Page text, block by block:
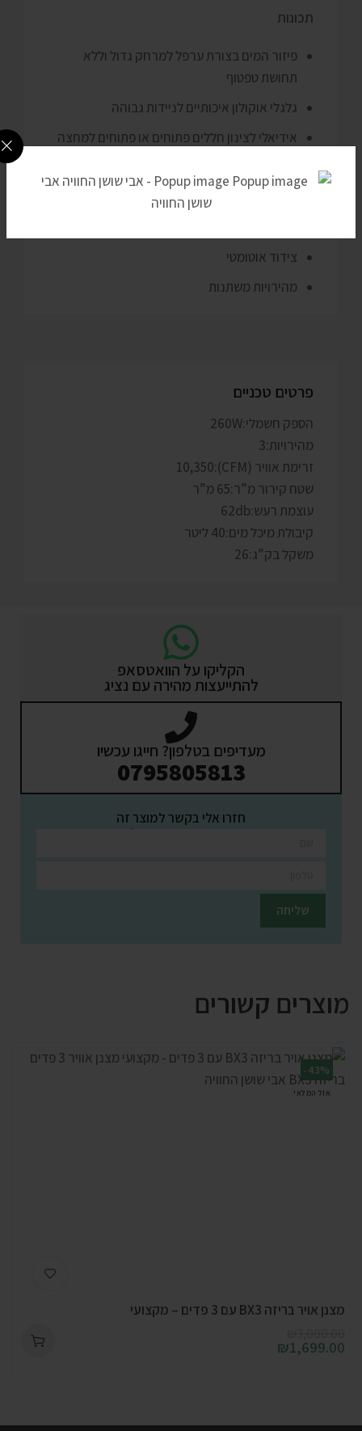
תכונות
פיזור המים בצורת ערפל למרחק גדול וללא
תחושת טפטוף
גלגלי אוקולון איכותיים לניידות גבוהה
אידיאלי לצינון חללים פתוחים או פתוחים למחצה
המנוע והחלקים פנימיים מוגנים ממים וקורוזיה
צידוד אוטומטי
מהירויות משתנות
פרטים טכניים
הספק חשמלי:260W
מהירויות:3
זרימת אוויר (CFM):10,350
שטח קירור מ”ר:65 מ”ר
עוצמת רעש:62db
קיבולת מיכל מים:40 ליטר
משקל בק”ג:26
הקליקו על הוואטסאפ
להתייעצות מהירה עם נציג
מעדיפים בטלפון? חייגו עכשיו
0795805813
חזרו אלי בקשר למוצר זה
השאירו פרטים ונציגינו יחזרו אליכם בהקדם
מוצרים קשורים
-43%
אזל המלאי
מצנן אויר בריזה BX3 עם 3 פדים – מקצועי
₪1,699.00